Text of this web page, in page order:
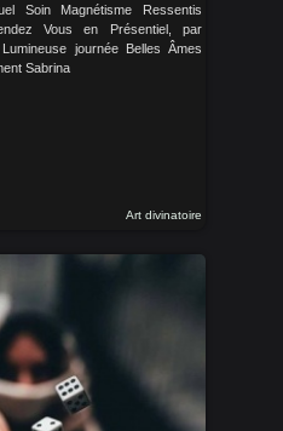
Soin Magnétisme Ressentis
Vous en Présentiel, par
journée Belles Âmes
Sabrina
Art divinatoire